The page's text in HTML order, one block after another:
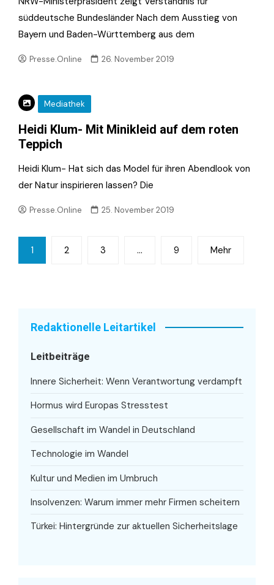
süddeutsche Bundesländer Nach dem Ausstieg von
Bayern und Baden-Württemberg aus dem
Presse.Online 26. November 2019
Mediathek
Heidi Klum- Mit Minikleid auf dem roten
Teppich
Heidi Klum- Hat sich das Model für ihren Abendlook von
der Natur inspirieren lassen? Die
Presse.Online 25. November 2019
Seitennummerierung
der
1 2 3 … 9 Mehr
Redaktionelle Leitartikel
Leitbeiträge
Innere Sicherheit: Wenn Verantwortung verdampft
Hormus wird Europas Stresstest
Gesellschaft im Wandel in Deutschland
Technologie im Wandel
Kultur und Medien im Umbruch
Insolvenzen: Warum immer mehr Firmen scheitern
Türkei: Hintergründe zur aktuellen Sicherheitslage